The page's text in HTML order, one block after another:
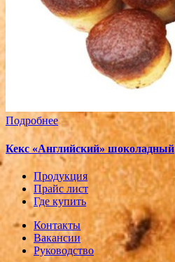
Подробнее
Кекс «Английский» шоколадный
Продукция
Прайс лист
Где купить
Контакты
Вакансии
Руководство